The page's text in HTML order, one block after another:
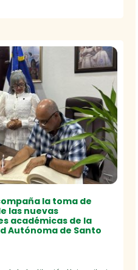
la toma de
las nuevas
académicas de la
Autónoma de Santo